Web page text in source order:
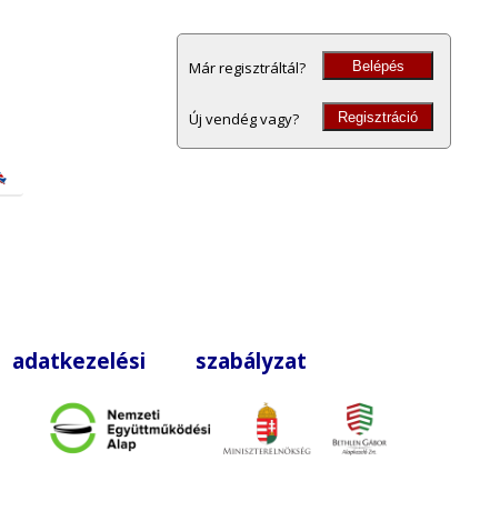
Már regisztráltál? Belépés
Új vendég vagy? Regisztráció
adatkezelési szabályzat